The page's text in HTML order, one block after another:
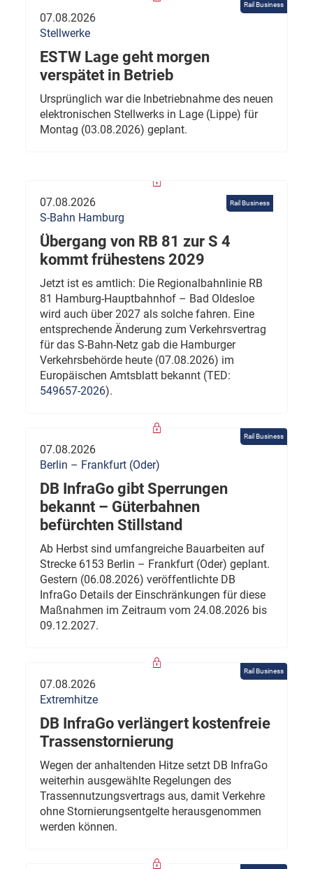
Rail Business
07.08.2026
Stellwerke
ESTW Lage geht morgen
verspätet in Betrieb
Ursprünglich war die Inbetriebnahme des neuen
elektronischen Stellwerks in Lage (Lippe) für
Montag (03.08.2026) geplant.
Rail Business
07.08.2026
S-Bahn Hamburg
Übergang von RB 81 zur S 4
kommt frühestens 2029
Jetzt ist es amtlich: Die Regionalbahnlinie RB
81 Hamburg-Hauptbahnhof – Bad Oldesloe
wird auch über 2027 als solche fahren. Eine
entsprechende Änderung zum Verkehrsvertrag
für das S-Bahn-Netz gab die Hamburger
Verkehrsbehörde heute (07.08.2026) im
Europäischen Amtsblatt bekannt (TED:
549657-2026).
Rail Business
07.08.2026
Berlin – Frankfurt (Oder)
DB InfraGo gibt Sperrungen
bekannt – Güterbahnen
befürchten Stillstand
Ab Herbst sind umfangreiche Bauarbeiten auf
Strecke 6153 Berlin – Frankfurt (Oder) geplant.
Gestern (06.08.2026) veröffentlichte DB
InfraGo Details der Einschränkungen für diese
Maßnahmen im Zeitraum vom 24.08.2026 bis
09.12.2027.
Rail Business
07.08.2026
Extremhitze
DB InfraGo verlängert kostenfreie
Trassenstornierung
Wegen der anhaltenden Hitze setzt DB InfraGo
weiterhin ausgewählte Regelungen des
Trassennutzungsvertrags aus, damit Verkehre
ohne Stornierungsentgelte herausgenommen
werden können.